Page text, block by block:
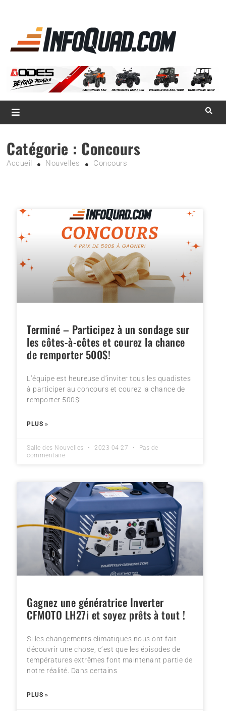
Magazine InfoQuad.com
Catégorie : Concours
Accueil Nouvelles Concours
Terminé – Participez à un sondage sur
les côtes-à-côtes et courez la chance
de remporter 500$!
L’équipe est heureuse d’inviter tous les quadistes
à participer au concours et courez la chance de
remporter 500$!
PLUS »
Salle des Nouvelles 2023-04-27
Pas de
commentaire
Gagnez une génératrice Inverter
CFMOTO LH27i et soyez prêts à tout !
Si les changements climatiques nous ont fait
découvrir une chose, c’est que les épisodes de
températures extrêmes font maintenant partie de
notre réalité. Dans certains
PLUS »